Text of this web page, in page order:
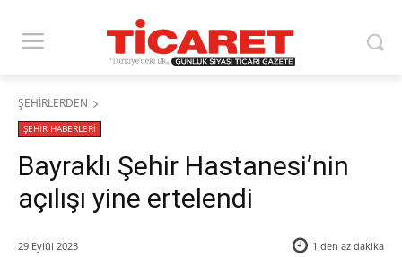
ŞEHİRLERDEN
ŞEHİR HABERLERİ
Bayraklı Şehir Hastanesi’nin
açılışı yine ertelendi
29 Eylül 2023 1 den az dakika